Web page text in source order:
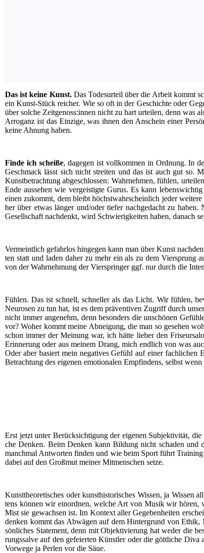
Das ist kei­ne Kunst.Das Todes­ur­teil über die Arbeit kommt
ein Kunst-Stück rei­cher. Wie so oft in der Geschich­te oder
über sol­che Zeitgenoss:innen nicht zu hart urtei­len, denn was
Arro­ganz ist das Ein­zi­ge, was ihnen den Anschein einer
kei­ne Ahnung haben.
Fin­de ich schei­ße, dage­gen ist voll­kom­men in Ord­nung. In
Geschmack lässt sich nicht strei­ten und das ist auch gut so.
Kunst­be­trach­tung abge­schlos­sen: Wahr­neh­men, füh­len,
Ende aus­se­hen wie ver­geis­tig­te Gurus. Es kann
einen zukommt, dem bleibt höchst­wahr­schein­lich jeder
her über etwas län­ger und/oder tie­fer nach­ge­dacht zu
Gesell­schaft nach­denkt, wird Schwie­rig­kei­ten haben, danach
Ver­meint­lich gefahr­los hin­ge­gen kann man über Kunst
ten statt und laden daher zu mehr ein als zu dem Vier­sprung
von der Wahr­neh­mung der Vier­sprin­ger ggf. nur durch die
Füh­len. Das ist schnell, schnel­ler als das Licht. Wir füh­len,
Neu­ro­sen zu tun hat, ist es dem prä­ven­ti­ven Zugriff durch
nicht immer ange­nehm, denn beson­ders die unschö­nen
vor? Woher kommt mei­ne Abnei­gung, die man so gese­hen
schon immer der Mei­nung war, ich hät­te lie­ber den
Erin­ne­rung oder aus mei­nem Drang, mich end­lich von was
Oder aber basiert mein nega­ti­ves Gefühl auf einer fach­li­chen
Betrach­tung des eige­nen emo­tio­na­len Emp­fin­dens, selbst
Erst jetzt unter Berück­sich­ti­gung der eige­nen Sub­jek­ti­vi­tät,
che Den­ken. Beim Den­ken kann Bil­dung nicht scha­den und
manch­mal Ant­wor­ten fin­den und wie beim Sport führt
dabei auf den Groß­mut mei­ner Mit­men­schen setze.
Kunst­theo­re­ti­sches oder kunst­his­to­ri­sches Wis­sen, ja
tens kön­nen wir ein­ord­nen, wel­che Art von Musik wir hören,
Mist sie gewach­sen ist. Im Kon­text aller Gege­ben­hei­ten
den­ken kommt das Abwä­gen auf dem Hin­ter­grund von
sön­li­ches State­ment, denn mit Objek­ti­vie­rung hat weder die
rungs­sal­ve auf den gefei­er­ten Künst­ler oder die gött­li­che Diva
Vor­we­ge ja Per­len vor die Säue.